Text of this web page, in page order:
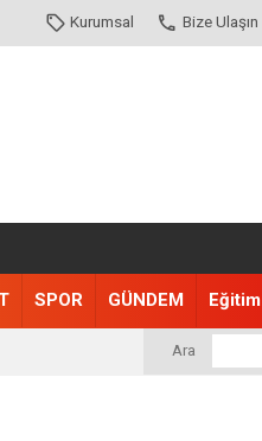
Kurumsal Bize Ulaşın
SPOR GÜNDEM Eğitim
Ara